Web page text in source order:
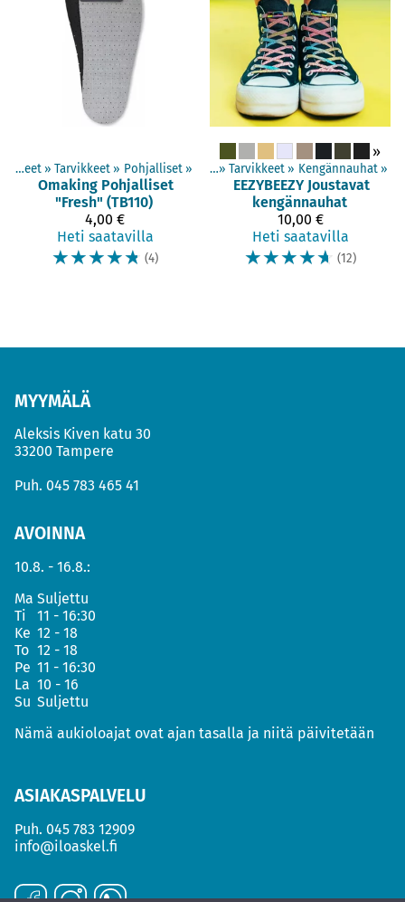
Tuotteet ‪» Tarvikkeet ‪» Pohjalliset ‪»
Omaking Pohjalliset
"Fresh" (TB110)
4,00 €
Heti saatavilla
☆☆☆☆☆ (4)
»
Tuotteet ‪» Tarvikkeet ‪» Kengännauhat ‪»
EEZYBEEZY Joustavat
kengännauhat
10,00 €
Heti saatavilla
☆☆☆☆☆ (12)
MYYMÄLÄ
Aleksis Kiven katu 30
33200 Tampere
Puh. 045 783 465 41
AVOINNA
10.8. - 16.8.:
Ma Suljettu
Ti
11 - 16:30
Ke 12 - 18
To 12 - 18
Pe 11 - 16:30
La 10 - 16
Su Suljettu
Nämä aukioloajat ovat ajan tasalla ja niitä päivitetään
ASIAKASPALVELU
Puh. 045 783 12909
info@iloaskel.fi